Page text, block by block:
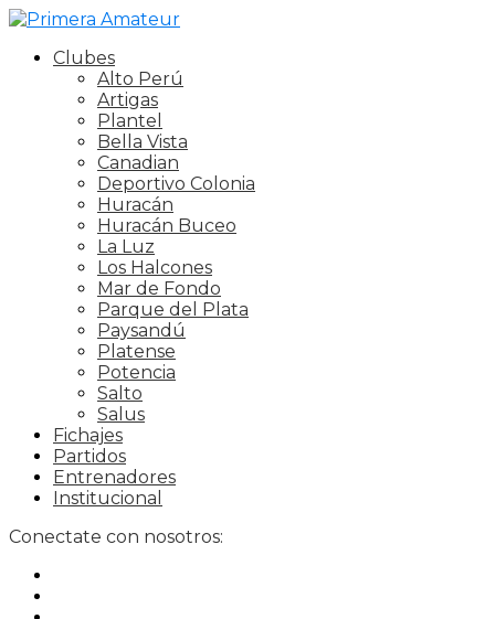
Clubes
Alto Perú
Artigas
Plantel
Bella Vista
Canadian
Deportivo Colonia
Huracán
Huracán Buceo
La Luz
Los Halcones
Mar de Fondo
Parque del Plata
Paysandú
Platense
Potencia
Salto
Salus
Fichajes
Partidos
Entrenadores
Institucional
Conectate con nosotros: